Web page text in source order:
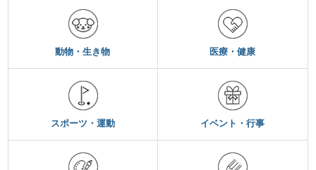
動物・生き物 医療・健康
スポーツ・運動 イベント・行事